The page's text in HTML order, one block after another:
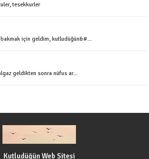
tesekkurler
için geldim, kutludüğün&#...
geldikten sonra nüfus ar...
Kutludüğün Web Sitesi